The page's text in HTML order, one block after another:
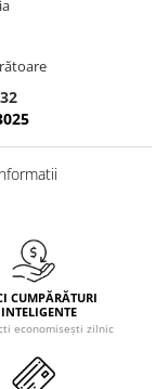
CUMPĂRĂTURI
INTELIGENTE
economisești zilnic